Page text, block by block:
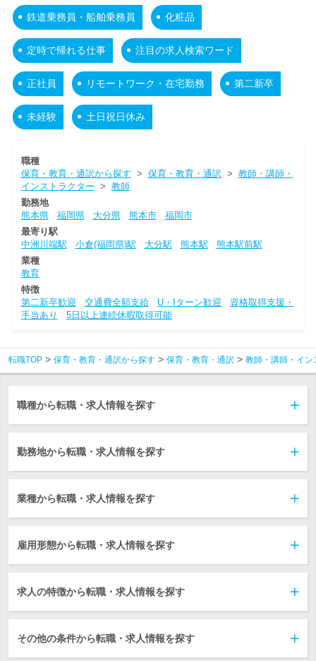
鉄道乗務員・船舶乗務員 化粧品
定時で帰れる仕事 注目の求人検索ワード
正社員 リモートワーク・在宅勤務 第二新卒
未経験 土日祝日休み
職種
保育・教育・通訳から探す > 保育・教育・通訳 > 教師・講師・
インストラクター > 教師
勤務地
熊本県
福岡県 大分県 熊本市
福岡市
最寄り駅
中洲川端駅
小倉(福岡県)駅 大分駅 熊本駅
熊本駅前駅
業種
教育
特徴
第二新卒歓迎
交通費全額支給 U・Iターン歓迎
資格取得支援・
手当あり
5日以上連続休暇取得可能
転職TOP 保育・教育・通訳から探す 保育・教育・通訳 教師・講師・イン
職種から転職・求人情報を探す
勤務地から転職・求人情報を探す
業種から転職・求人情報を探す
雇用形態から転職・求人情報を探す
求人の特徴から転職・求人情報を探す
その他の条件から転職・求人情報を探す